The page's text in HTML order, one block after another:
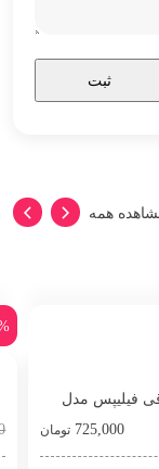
همه
فیلیپس مدل
HD9350
725,000 تومان